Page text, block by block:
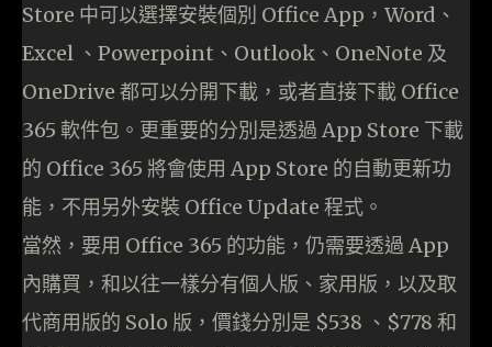
Store 中可以選擇安裝個別 Office App，Word、
Excel 、Powerpoint、Outlook、OneNote 及
OneDrive 都可以分開下載，或者直接下載 Office
365 軟件包。更重要的分別是透過 App Store 下載
的 Office 365 將會使用 App Store 的自動更新功
能，不用另外安裝 Office Update 程式。
當然，要用 Office 365 的功能，仍需要透過 App
內購買，和以往一樣分有個人版、家用版，以及取
代商用版的 Solo 版，價錢分別是 $538 、$778 和